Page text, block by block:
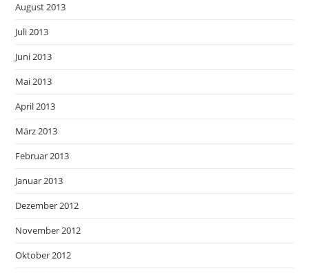
August 2013
Juli 2013
Juni 2013
Mai 2013
April 2013
März 2013
Februar 2013
Januar 2013
Dezember 2012
November 2012
Oktober 2012